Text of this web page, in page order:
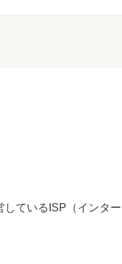
しているISP（インター